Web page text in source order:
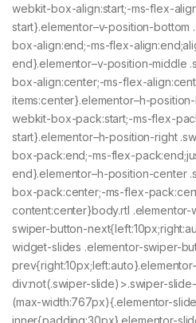
webkit-box-align:start;-ms-flex-
start}.elementor–v-position-
box-align:end;-ms-flex-
end}.elementor–v-position-middle
box-align:center;-ms-flex-
items:center}.elementor–h-
webkit-box-pack:start;-ms-flex-
start}.elementor–h-position-right
box-pack:end;-ms-flex-
end}.elementor–h-position-center
box-pack:center;-ms-flex-
content:center}body.rtl
swiper-button-
widget-slides .elementor-swiper-
div:not(.swiper-slide)>.swiper-
(max-width:767px){.elementor-
inner{padding:30px}.elementor-